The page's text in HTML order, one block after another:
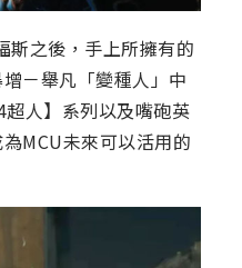
斯之後，手上所擁有的
－舉凡「變種人」中
人】系列以及嘴砲英
MCU未來可以活用的